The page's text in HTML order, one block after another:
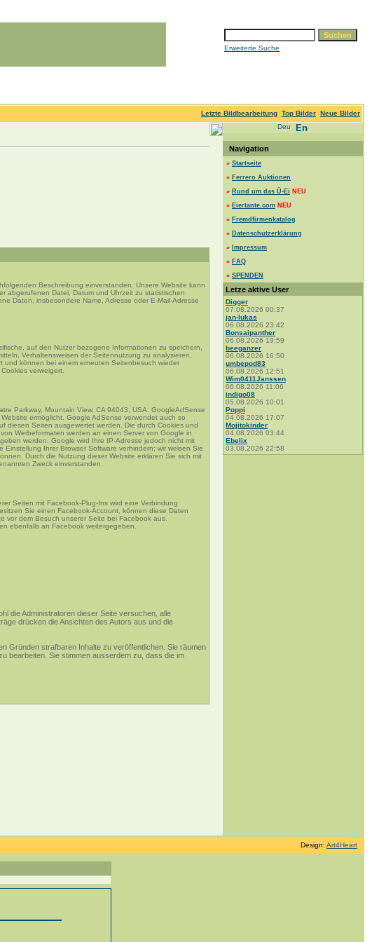
Erweiterte Suche
Letzte Bildbearbeitung Top Bilder Neue Bilder
Beschreibung einverstanden. Unsere Website kann
abgerufenen Datei, Datum und Uhrzeit zu statistischen
Daten, insbesondere Name, Adresse oder E-Mail-Adresse
auf den Nutzer bezogene Informationen zu speichern,
Verhaltensweisen der Seitennutzung zu analysieren,
und können bei einem erneuten Seitenbesuch wieder
verweigert.
Parkway, Mountain View, CA 94043, USA. GoogleAdSense
ermöglicht. Google AdSense verwendet auch so
diesen Seiten ausgewertet werden. Die durch Cookies und
Werbeformaten werden an einen Server von Google in
werden. Google wird Ihre IP-Adresse jedoch nicht mit
Ihrer Browser Software verhindern; wir weisen Sie
Durch die Nutzung dieser Website erklären Sie sich mit
Zweck einverstanden.
Seiten mit Facebook-Plug-Ins wird eine Verbindung
Sie einen Facebook-Account, können diese Daten
vor dem Besuch unserer Seite bei Facebook aus.
ebenfalls an Facebook weitergegeben.
die Administratoren dieser Seite versuchen, alle
drücken die Ansichten des Autors aus und die
Gründen strafbaren Inhalte zu veröffentlichen. Sie räumen
bearbeiten. Sie stimmen ausserdem zu, dass die im
Navigation
» Startseite
» Ferrero Auktionen
» Rund um das Ü-Ei NEU
» Eiertante.com NEU
» Fremdfirmenkatalog
» Datenschutzerklärung
» Impressum
» FAQ
» SPENDEN
Letze aktive User
Digger
07.08.2026 00:37
jan-lukas
06.08.2026 23:42
Bonsaipanther
06.08.2026 19:59
beeganzer
06.08.2026 16:50
umbepod83
06.08.2026 12:51
Wim0411Janssen
06.08.2026 11:06
indigo08
05.08.2026 10:01
Poppi
04.08.2026 17:07
Mojitokinder
04.08.2026 03:44
Ebelix
03.08.2026 22:58
Design: Art4Heart